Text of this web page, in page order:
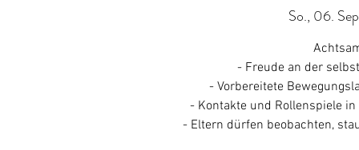
So., 06.
- Freude an der
- Vorbereitete
- Kontakte und Rollenspiele
- Eltern dürfen beobachten,